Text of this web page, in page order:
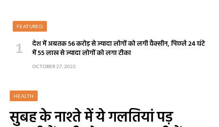
FEATURED
देश में अबतक 56 करोड़ से ज्यादा लोगों को लगी वैक्सीन, पिछले 24 घंटे
में 55 लाख से ज्यादा लोगों को लगा टीका
OCTOBER 27, 2022
HEALTH
सुबह के नाश्ते में ये गलतियां पड़